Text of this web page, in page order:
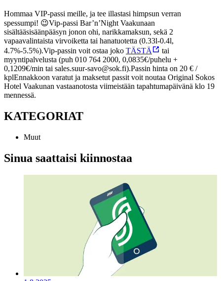
Hommaa VIP-passi meille, ja tee illastasi himpsun verran
spessumpi! 😉Vip-passi Bar’n’Night Vaakunaan
sisältääsisäänpääsyn jonon ohi, narikkamaksun, sekä 2
vapaavalintaista virvoiketta tai hanatuotetta (0.33l-0.4l,
4.7%-5.5%).Vip-passin voit ostaa joko TÄSTÄ
tai
myyntipalvelusta (puh 010 764 2000, 0,0835€/puhelu +
0,1209€/min tai sales.suur-savo@sok.fi).Passin hinta on 20 € /
kplEnnakkoon varatut ja maksetut passit voit noutaa Original Sokos
Hotel Vaakunan vastaanotosta viimeistään tapahtumapäivänä klo 19
mennessä.
KATEGORIAT
Muut
Sinua saattaisi kiinnostaa